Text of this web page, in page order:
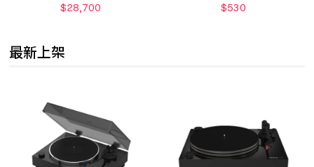
$28,700 $530
最新上架